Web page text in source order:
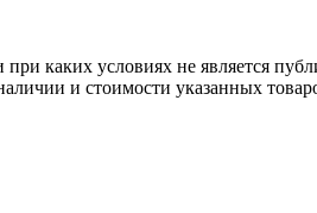
каких условиях не является
и стоимости указанных